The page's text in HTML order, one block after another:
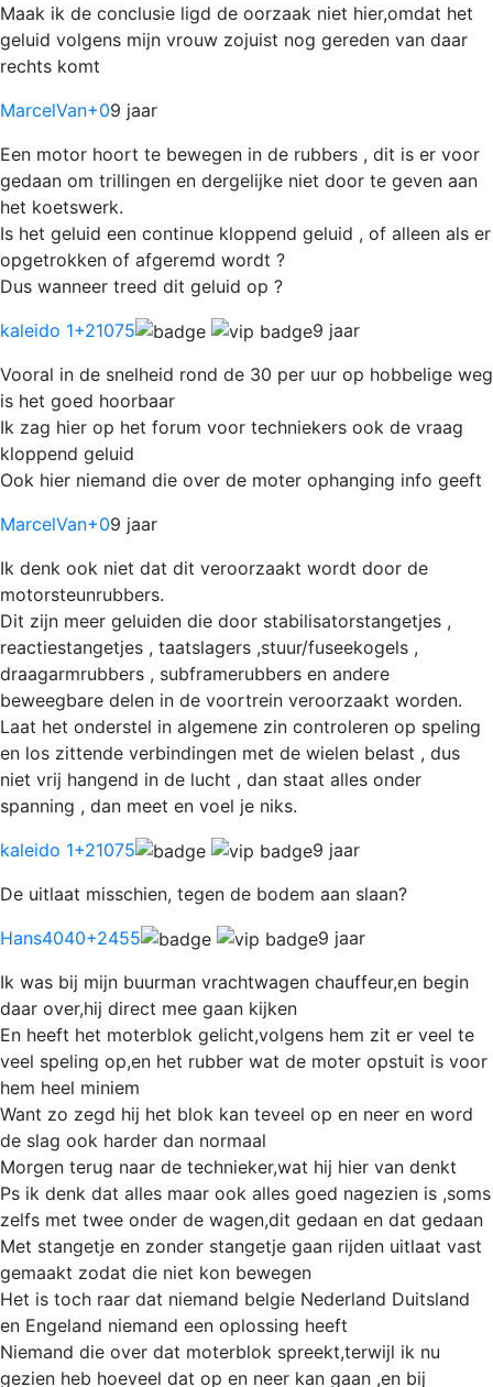
Maak ik de conclusie ligd de oorzaak niet hier,omdat het
geluid volgens mijn vrouw zojuist nog gereden van daar
rechts komt
MarcelVan+09 jaar
Een motor hoort te bewegen in de rubbers , dit is er voor
gedaan om trillingen en dergelijke niet door te geven aan
het koetswerk.
Is het geluid een continue kloppend geluid , of alleen als er
opgetrokken of afgeremd wordt ?
Dus wanneer treed dit geluid op ?
kaleido 1+21075
9 jaar
Vooral in de snelheid rond de 30 per uur op hobbelige weg
is het goed hoorbaar
Ik zag hier op het forum voor techniekers ook de vraag
kloppend geluid
Ook hier niemand die over de moter ophanging info geeft
MarcelVan+09 jaar
Ik denk ook niet dat dit veroorzaakt wordt door de
motorsteunrubbers.
Dit zijn meer geluiden die door stabilisatorstangetjes ,
reactiestangetjes , taatslagers ,stuur/fuseekogels ,
draagarmrubbers , subframerubbers en andere
beweegbare delen in de voortrein veroorzaakt worden.
Laat het onderstel in algemene zin controleren op speling
en los zittende verbindingen met de wielen belast , dus
niet vrij hangend in de lucht , dan staat alles onder
spanning , dan meet en voel je niks.
kaleido 1+21075
9 jaar
De uitlaat misschien, tegen de bodem aan slaan?
Hans4040+2455
9 jaar
Ik was bij mijn buurman vrachtwagen chauffeur,en begin
daar over,hij direct mee gaan kijken
En heeft het moterblok gelicht,volgens hem zit er veel te
veel speling op,en het rubber wat de moter opstuit is voor
hem heel miniem
Want zo zegd hij het blok kan teveel op en neer en word
de slag ook harder dan normaal
Morgen terug naar de technieker,wat hij hier van denkt
Ps ik denk dat alles maar ook alles goed nagezien is ,soms
zelfs met twee onder de wagen,dit gedaan en dat gedaan
Met stangetje en zonder stangetje gaan rijden uitlaat vast
gemaakt zodat die niet kon bewegen
Het is toch raar dat niemand belgie Nederland Duitsland
en Engeland niemand een oplossing heeft
Niemand die over dat moterblok spreekt,terwijl ik nu
gezien heb hoeveel dat op en neer kan gaan ,en bij